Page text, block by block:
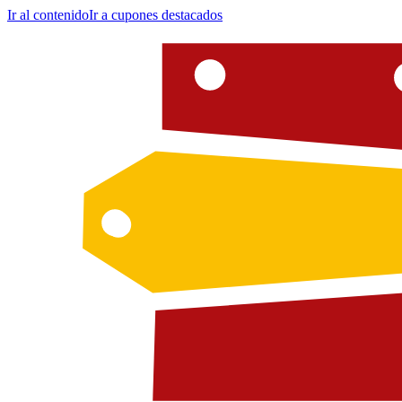
Ir al contenidoIr a cupones destacados